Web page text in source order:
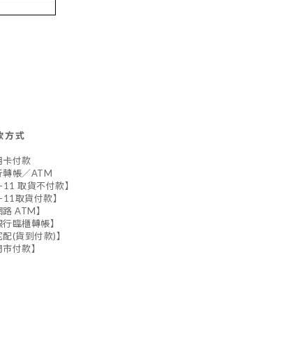
方式
卡付款
轉帳／ATM
11 取貨不付款】
11取貨付款】
路 ATM】
行臨櫃轉帳】
配(貨到付款)】
市付款】